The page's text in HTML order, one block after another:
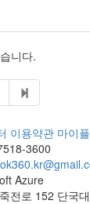
니다.
이용약관 마이
3600
Azure
전로 152 단국